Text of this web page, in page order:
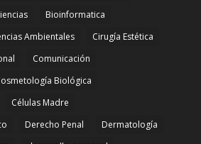
Bioinformatica
Ambientales
Cirugía Estética
Comunicación
Biológica
Células Madre
Derecho Penal
Dermatología